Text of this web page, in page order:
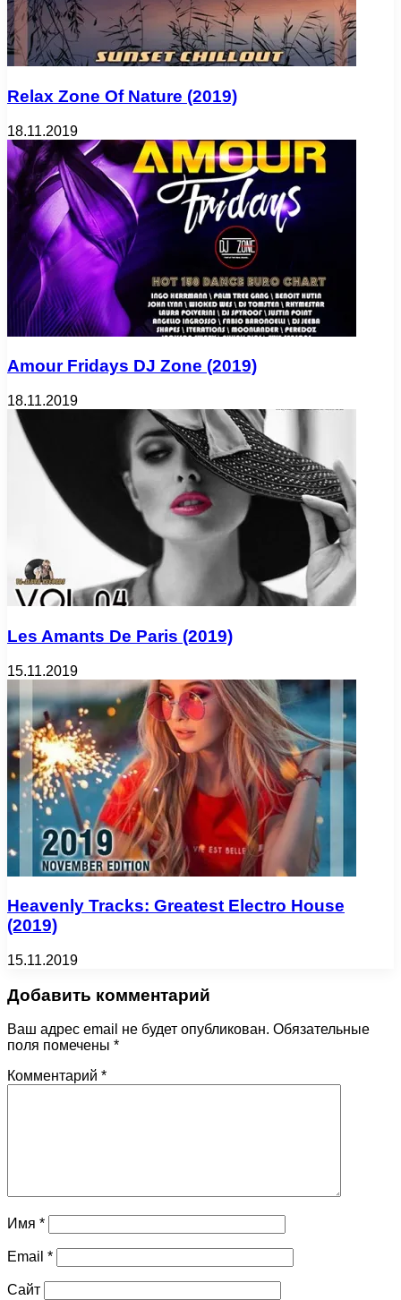
Relax Zone Of Nature (2019)
18.11.2019
Amour Fridays DJ Zone (2019)
18.11.2019
Les Amants De Paris (2019)
15.11.2019
Heavenly Tracks: Greatest Electro House
(2019)
15.11.2019
Добавить комментарий
Ваш адрес email не будет опубликован. Обязательные
поля помечены *
Комментарий *
Имя *
Email *
Сайт